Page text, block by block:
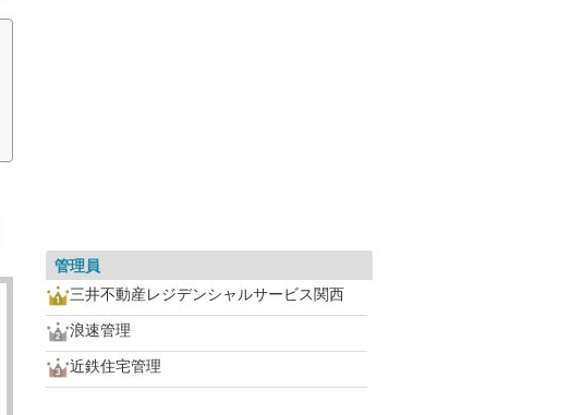
管理員
三井不動産レジデンシャルサービス関西
浪速管理
近鉄住宅管理